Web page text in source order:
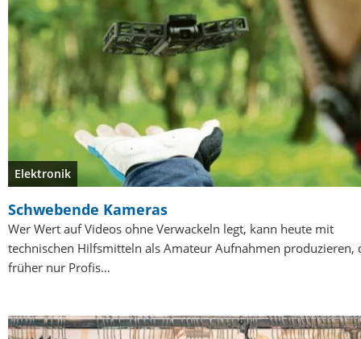
Elektronik
Schwebende Kameras
Wer Wert auf Videos ohne Verwackeln legt, kann heute mit
technischen Hilfsmitteln als Amateur Aufnahmen produzieren,
früher nur Profis…